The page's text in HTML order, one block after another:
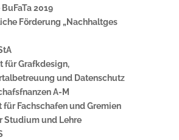
2019
Förderung „Nachhaltges
für Grafkdesign,
und Datenschutz
A-M
Fachschafen und Gremien
und Lehre